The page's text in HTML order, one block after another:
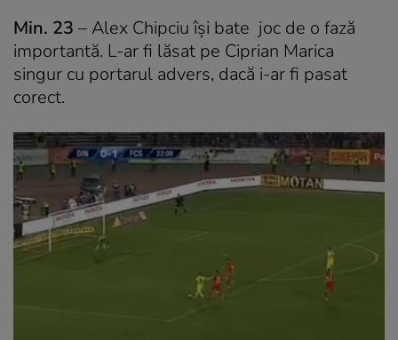
Min. 23 – Alex Chipciu își bate joc de o fază
importantă. L-ar fi lăsat pe Ciprian Marica
singur cu portarul advers, dacă i-ar fi pasat
corect.